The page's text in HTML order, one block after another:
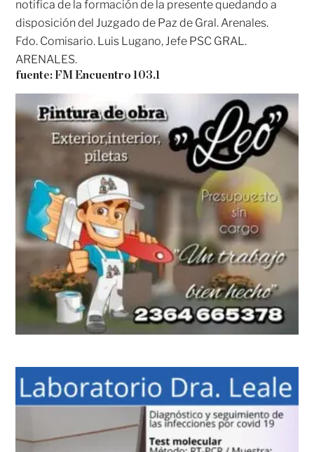
notifica de la formación de la presente quedando a
disposición del Juzgado de Paz de Gral. Arenales.
Fdo. Comisario. Luis Lugano, Jefe PSC GRAL.
ARENALES.
fuente: FM Encuentro 103.1